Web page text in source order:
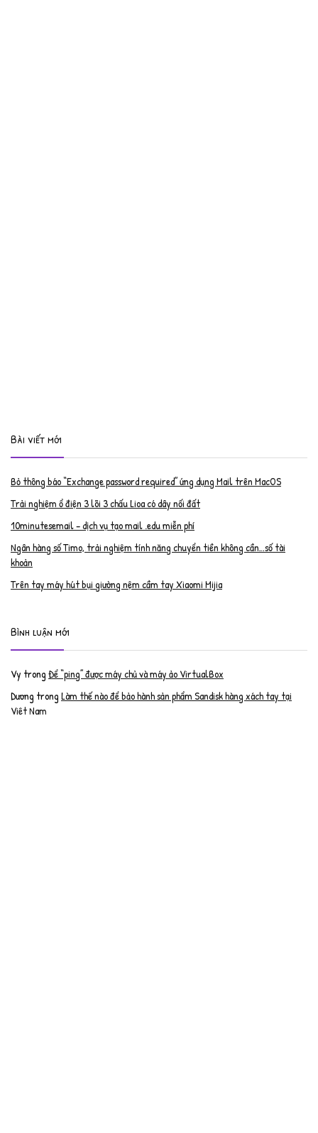
Bài viết mới
Bỏ thông báo “Exchange password required” ứng dụng Mail trên MacOS
Trải nghiệm ổ điện 3 lõi 3 chấu Lioa có dây nối đất
10minutesemail – dịch vụ tạo mail .edu miễn phí
Ngân hàng số Timo, trải nghiệm tính năng chuyển tiền không cần…số tài
khoản
Trên tay máy hút bụi giường nệm cầm tay Xiaomi Mijia
Bình luận mới
Vy trongĐể “ping” được máy chủ và máy ảo VirtualBox
Dương trongLàm thế nào để bảo hành sản phẩm Sandisk hàng xách tay tại
Việt Nam